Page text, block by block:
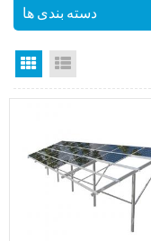
دسته بندی ها
نمای گرید